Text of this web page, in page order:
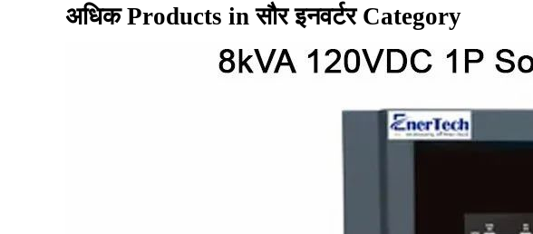
अधिक Products in सौर इनवर्टर Category